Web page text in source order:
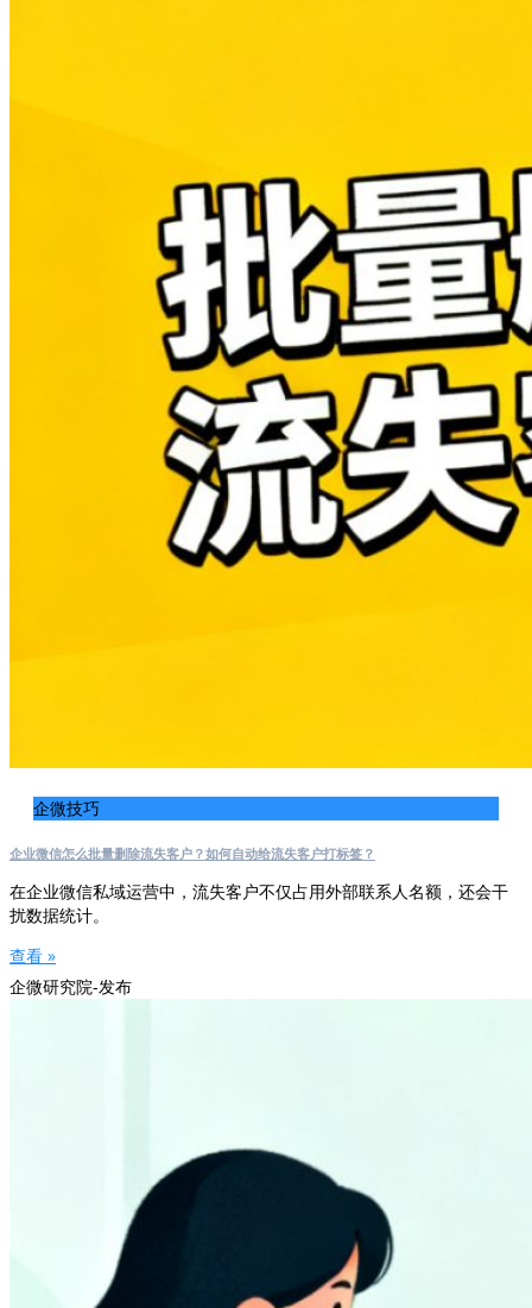
企微技巧
企业微信怎么批量删除流失客户？如何自动给流失客户打标签？
在企业微信私域运营中，流失客户不仅占用外部联系人名额，还会干
扰数据统计。
查看 »
企微研究院-发布